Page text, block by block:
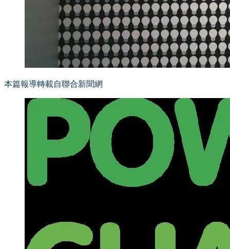
本篇報導轉載自聯合新聞網